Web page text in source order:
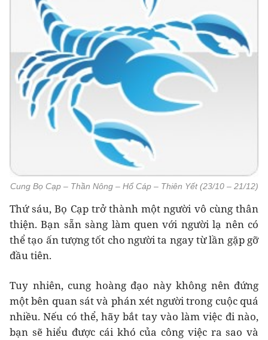
Cung Bọ Cạp – Thần Nông – Hổ Cáp – Thiên Yết (23/10 – 21/12)
Thứ sáu, Bọ Cạp trở thành một người vô cùng thân
thiện. Bạn sẵn sàng làm quen với người lạ nên có
thể tạo ấn tượng tốt cho người ta ngay từ lần gặp gỡ
đầu tiên.
Tuy nhiên, cung hoàng đạo này không nên đứng
một bên quan sát và phán xét người trong cuộc quá
nhiều. Nếu có thể, hãy bắt tay vào làm việc đi nào,
bạn sẽ hiểu được cái khó của công việc ra sao và